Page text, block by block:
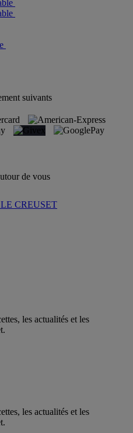
suivants
de vous
CREUSET
les actualités et les
les actualités et les